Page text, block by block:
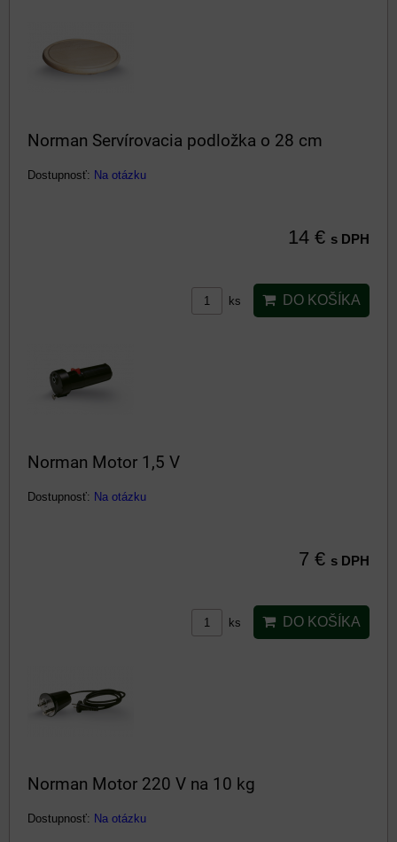
Norman Servírovacia podložka o 28 cm
Dostupnosť: Na otázku
14 € s DPH
ks DO KOŠÍKA
Norman Motor 1,5 V
Dostupnosť: Na otázku
7 € s DPH
ks DO KOŠÍKA
Norman Motor 220 V na 10 kg
Dostupnosť: Na otázku